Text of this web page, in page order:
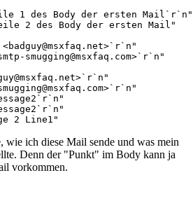
1 des Body der ersten Mail`r`n"
2 des Body der ersten Mail"
smugging@msxfaq.com>`r`n"
2 Line1"
wie ich diese Mail sende und was mein
Denn der "Punkt" im Body kann ja
vorkommen.